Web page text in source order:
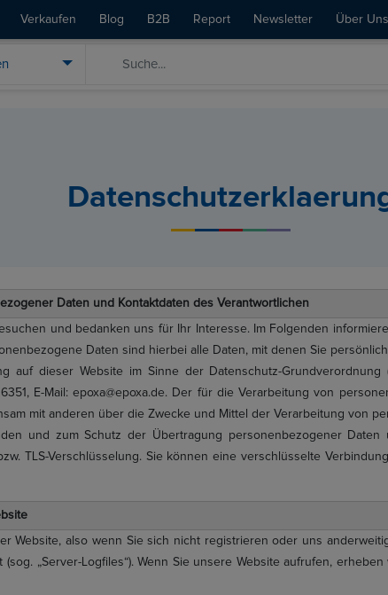
Verkaufen Blog B2B Report Newsletter Über Uns
Daten und Kontaktdaten des Verantwortlichen
und bedanken uns für Ihr Interesse. Im Folgenden
Daten sind hierbei alle Daten, mit denen Sie
auf dieser Website im Sinne der Datenschutz-
E-Mail: epoxa@epoxa.de. Der für die Verarbeitung von
mit anderen über die Zwecke und Mittel der Verarbeitung von
und zum Schutz der Übertragung personenbezogener
TLS-Verschlüsselung. Sie können eine verschlüsselte
Website, also wenn Sie sich nicht registrieren oder uns
„Server-Logfiles“). Wenn Sie unsere Website aufrufen,